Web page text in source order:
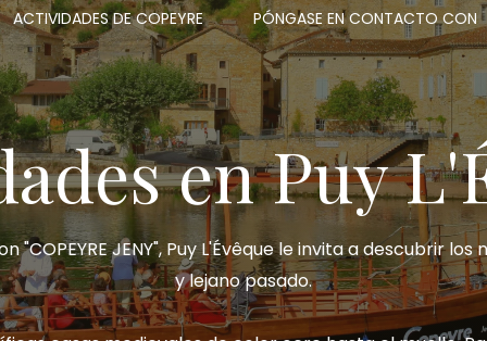
ACTIVIDADES DE COPEYRE PÓNGASE EN CONTACTO CON
en Puy
"COPEYRE JENY", Puy L'Évêque le invita a descubrir
y lejano pasado.